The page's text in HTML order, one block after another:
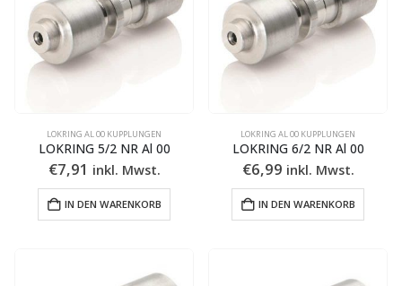
LOKRING AL 00 KUPPLUNGEN
LOKRING 5/2 NR Al 00
€7,91 inkl. Mwst.
IN DEN WARENKORB
LOKRING AL 00 KUPPLUNGEN
LOKRING 6/2 NR Al 00
€6,99 inkl. Mwst.
IN DEN WARENKORB